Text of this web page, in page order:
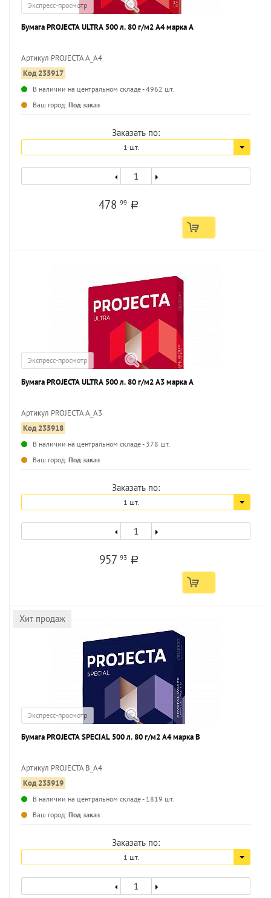
Экспресс-просмотр
Бумага PROJECTA ULTRA 500 л. 80 г/м2 А4 марка А
Артикул PROJECTA A_A4
Код 235917
В наличии на центральном складе - 4962 шт.
Ваш город: Под заказ
Заказать по:
1 шт.
47899 a
Экспресс-просмотр
Бумага PROJECTA ULTRA 500 л. 80 г/м2 А3 марка А
Артикул PROJECTA A_A3
Код 235918
В наличии на центральном складе - 378 шт.
Ваш город: Под заказ
Заказать по:
1 шт.
957 93 a
Хит продаж
Экспресс-просмотр
Бумага PROJECTA SPECIAL 500 л. 80 г/м2 А4 марка В
Артикул PROJECTA B_A4
Код 235919
В наличии на центральном складе - 1819 шт.
Ваш город: Под заказ
Заказать по:
1 шт.